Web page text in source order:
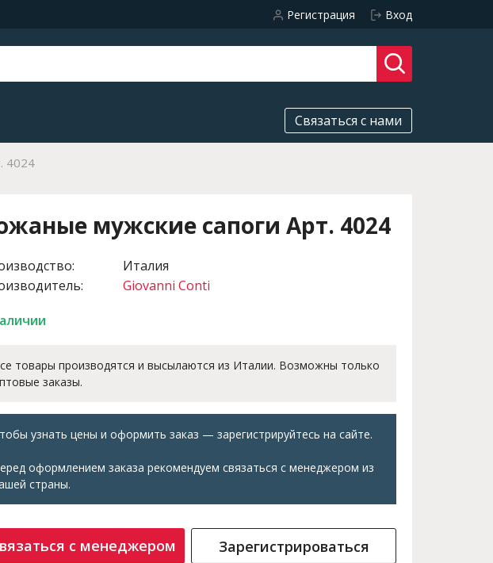
Регистрация Вход
Связаться с нами
4024
мужские сапоги Арт. 4024
Италия
Giovanni Conti
товары производятся и высылаются из Италии. Возможны только
заказы.
узнать цены и оформить заказ — зарегистрируйтесь на сайте.
оформлением заказа рекомендуем связаться с менеджером из
страны.
с менеджером Зарегистрироваться